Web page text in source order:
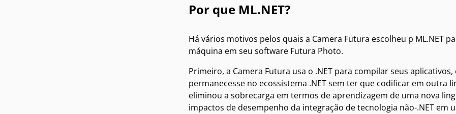
Por que ML.NET?
Há vários motivos pelos quais a Camera Futura escolheu p ML.NET
máquina em seu software Futura Photo.
Primeiro, a Camera Futura usa o .NET para compilar seus
permanecesse no ecossistema .NET sem ter que codificar em outra
eliminou a sobrecarga em termos de aprendizagem de uma nova
impactos de desempenho da integração de tecnologia não-.NET em